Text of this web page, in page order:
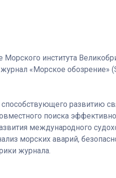
института
«Морское обозрение»
развитию
поиска
международного
морских аварий,
журнала.